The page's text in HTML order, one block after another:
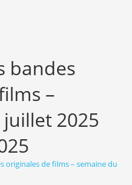
bandes
–
2025
originales de films – semaine du 7